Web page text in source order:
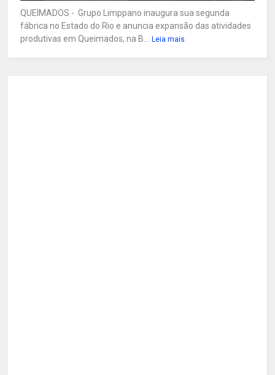
QUEIMADOS - Grupo Limppano inaugura sua segunda
fábrica no Estado do Rio e anuncia expansão das atividades
produtivas em Queimados, na B...
Leia mais